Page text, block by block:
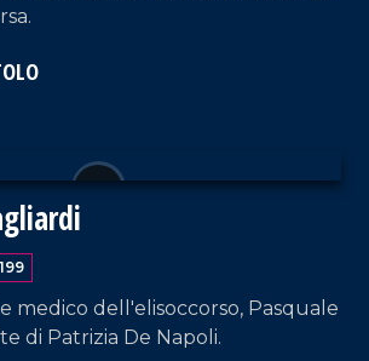
medico dell'elisoccorso, Pasquale
di Patrizia De Napoli.